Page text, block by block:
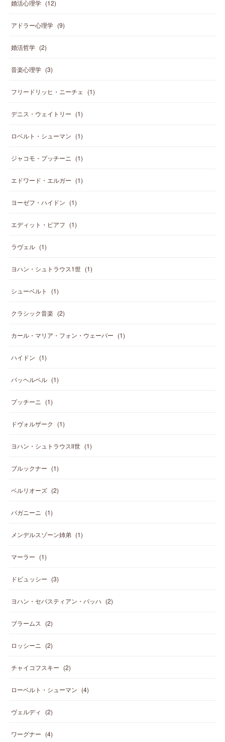
婚活心理学 (12)
アドラー心理学 (9)
婚活哲学 (2)
音楽心理学 (3)
フリードリッヒ・ニーチェ (1)
デニス・ウェイトリー (1)
ロベルト・シューマン (1)
ジャコモ・プッチーニ (1)
エドワード・エルガー (1)
ヨーゼフ・ハイドン (1)
エディット・ピアフ (1)
ラヴェル (1)
ヨハン・シュトラウス1世 (1)
シューベルト (1)
クラシック音楽 (2)
カール・マリア・フォン・ウェーバー (1)
ハイドン (1)
パッヘルベル (1)
プッチーニ (1)
ドヴォルザーク (1)
ヨハン・シュトラウスⅡ世 (1)
ブルックナー (1)
ベルリオーズ (2)
パガニーニ (1)
メンデルスゾーン姉弟 (1)
マーラー (1)
ドビュッシー (3)
ヨハン・セバスティアン・バッハ (2)
ブラームス (2)
ロッシーニ (2)
チャイコフスキー (2)
ローベルト・シューマン (4)
ヴェルディ (2)
ワーグナー (4)